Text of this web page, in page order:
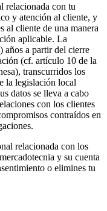
relacionada con tu
y atención al cliente, y
al cliente de una manera
aplicable. La
años a partir del cierre
(cf. artículo 10 de la
transcurridos los
la legislación local
datos se lleva a cabo
con los clientes
contraídos en
relacionada con los
y su cuenta
o elimines tu